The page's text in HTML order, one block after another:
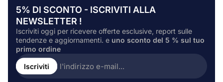
5% DI SCONTO - ISCRIVITI ALLA
NEWSLETTER !
Iscriviti oggi per ricevere offerte esclusive, report sulle
tendenze e aggiornamenti. e uno sconto del 5 % sul tuo
primo ordine
Inserire
l'indirizzo
e-
Iscriviti